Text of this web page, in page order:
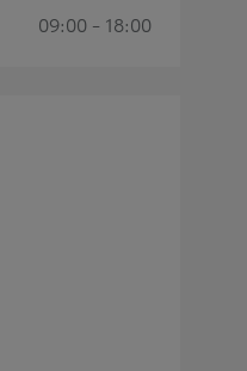
09:00 - 18:00